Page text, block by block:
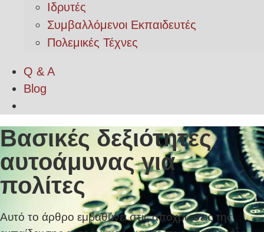
Ιδρυτές
Συμβαλλόμενοι Εκπαιδευτές
Πολεμικές Τέχνες
Q & A
Blog
Βασικές δεξιότητες
αυτοάμυνας για
πολίτες
Αυτό το άρθρο εμβαθύνει στις αποχρώσεις της